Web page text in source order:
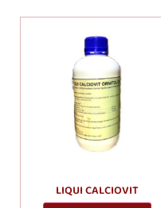
LIQUI CALCIOVIT